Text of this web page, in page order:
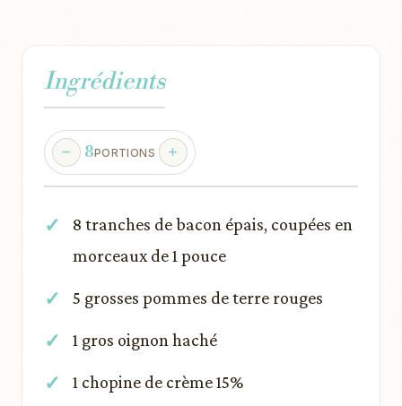
Ingrédients
8PORTIONS
8 tranches de bacon épais, coupées en
morceaux de 1 pouce
5 grosses pommes de terre rouges
1 gros oignon haché
1 chopine de crème 15%